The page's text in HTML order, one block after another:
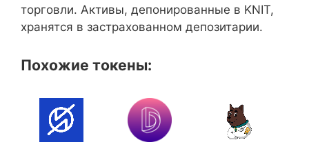
торговли. Активы, депонированные в KNIT,
хранятся в застрахованном депозитарии.
Похожие токены: